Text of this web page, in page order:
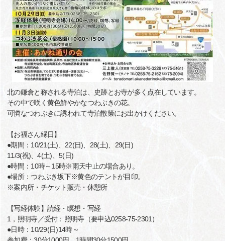
北の鎌倉と称される寺泊は、史跡とお寺が多く点在しています。
その中で咲く黄色鮮やかなつわぶきの花。
可憐なつわぶきに誘われて寺泊散策にお出かけください。
【お福さん縁日】
●期間：10/21(土)、22(日)、28(土)、29(日)
11/3(祝)、4(土)、5(日)
●時間：10時～15時※雨天中止の場合あり。
●場所：つわぶき坂下※黄色のテントが目印。
※案内所・チケット販売・休憩所
【写経体験】読経・瞑想・写経
1，照明寺／受付：照明寺（要申込0258-75-2301）
●日時：10/29(日)14時～